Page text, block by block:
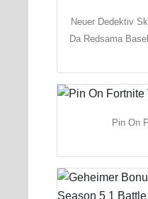
Neuer Dedektiv
Da Redsama
Pin On